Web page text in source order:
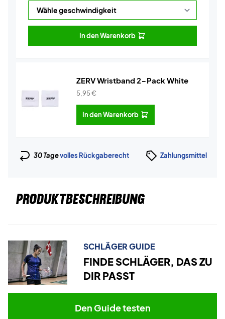
In den Warenkorb
ZERV Wristband 2-Pack White
5,95€
In den Warenkorb
30 Tagevolles Rückgaberecht Zahlungsmittel
PRODUKTBESCHREIBUNG
SCHLÄGER GUIDE
FINDE SCHLÄGER, DAS ZU
DIR PASST
Den Guide testen